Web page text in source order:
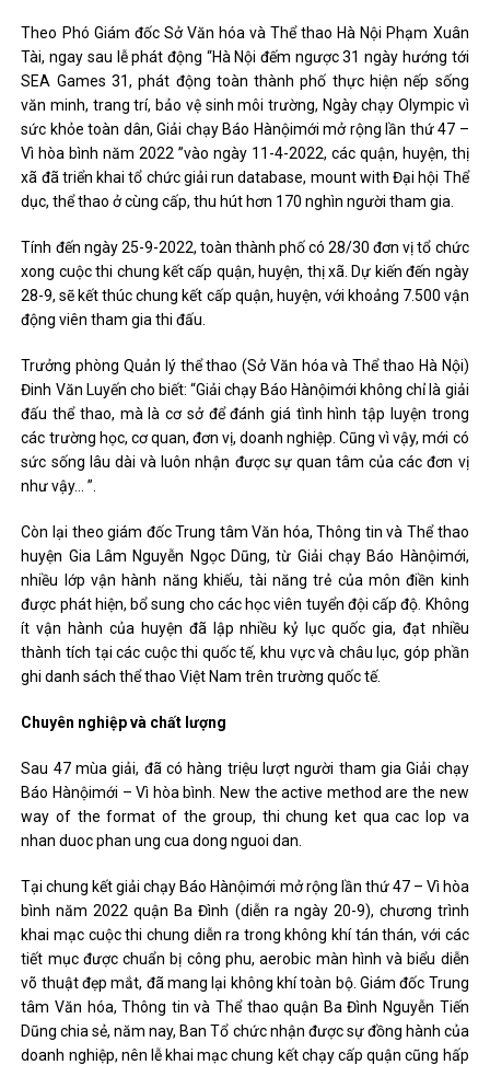
Theo Phó Giám đốc Sở Văn hóa và Thể thao Hà Nội Phạm Xuân
Tài, ngay sau lễ phát động “Hà Nội đếm ngược 31 ngày hướng tới
SEA Games 31, phát động toàn thành phố thực hiện nếp sống
văn minh, trang trí, bảo vệ sinh môi trường, Ngày chạy Olympic vì
sức khỏe toàn dân, Giải chạy Báo Hànộimới mở rộng lần thứ 47 –
Vì hòa bình năm 2022 ”vào ngày 11-4-2022, các quận, huyện, thị
xã đã triển khai tổ chức giải run database, mount with Đại hội Thể
dục, thể thao ở cùng cấp, thu hút hơn 170 nghìn người tham gia.
Tính đến ngày 25-9-2022, toàn thành phố có 28/30 đơn vị tổ chức
xong cuộc thi chung kết cấp quận, huyện, thị xã. Dự kiến ​​đến ngày
28-9, sẽ kết thúc chung kết cấp quận, huyện, với khoảng 7.500 vận
động viên tham gia thi đấu.
Trưởng phòng Quản lý thể thao (Sở Văn hóa và Thể thao Hà Nội)
Đinh Văn Luyến cho biết: “Giải chạy Báo Hànộimới không chỉ là giải
đấu thể thao, mà là cơ sở để đánh giá tình hình tập luyện trong
các trường học, cơ quan, đơn vị, doanh nghiệp. Cũng vì vậy, mới có
sức sống lâu dài và luôn nhận được sự quan tâm của các đơn vị
như vậy… ”.
Còn lại theo giám đốc Trung tâm Văn hóa, Thông tin và Thể thao
huyện Gia Lâm Nguyễn Ngọc Dũng, từ Giải chạy Báo Hànộimới,
nhiều lớp vận hành năng khiếu, tài năng trẻ của môn điền kinh
được phát hiện, bổ sung cho các học viên tuyển đội cấp độ. Không
ít vận hành của huyện đã lập nhiều kỷ lục quốc gia, đạt nhiều
thành tích tại các cuộc thi quốc tế, khu vực và châu lục, góp phần
ghi danh sách thể thao Việt Nam trên trường quốc tế.
Chuyên nghiệp và chất lượng
Sau 47 mùa giải, đã có hàng triệu lượt người tham gia Giải chạy
Báo Hànộimới – Vì hòa bình. New the active method are the new
way of the format of the group, thi chung ket qua cac lop va
nhan duoc phan ung cua dong nguoi dan.
Tại chung kết giải chạy Báo Hànộimới mở rộng lần thứ 47 – Vì hòa
bình năm 2022 quận Ba Đình (diễn ra ngày 20-9), chương trình
khai mạc cuộc thi chung diễn ra trong không khí tán thán, với các
tiết mục được chuẩn bị công phu, aerobic màn hình và biểu diễn
võ thuật đẹp mắt, đã mang lại không khí toàn bộ. Giám đốc Trung
tâm Văn hóa, Thông tin và Thể thao quận Ba Đình Nguyễn Tiến
Dũng chia sẻ, năm nay, Ban Tổ chức nhận được sự đồng hành của
doanh nghiệp, nên lễ khai mạc chung kết chạy cấp quận cũng hấp